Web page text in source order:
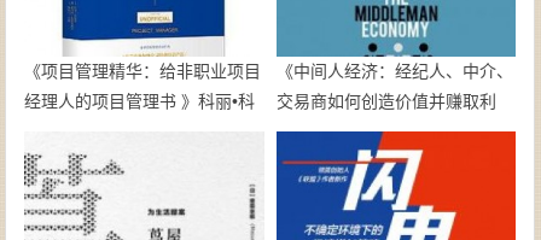
《项目管理精华：给非职业项目
经理人的项目管理书 》科丽•科
•伍德-epub+mobi+azw3
《中间人经济：经纪人、中介、
交易商如何创造价值并赚取利
润》[美]玛丽娜·克拉科夫斯基-
epub+mobi+azw3